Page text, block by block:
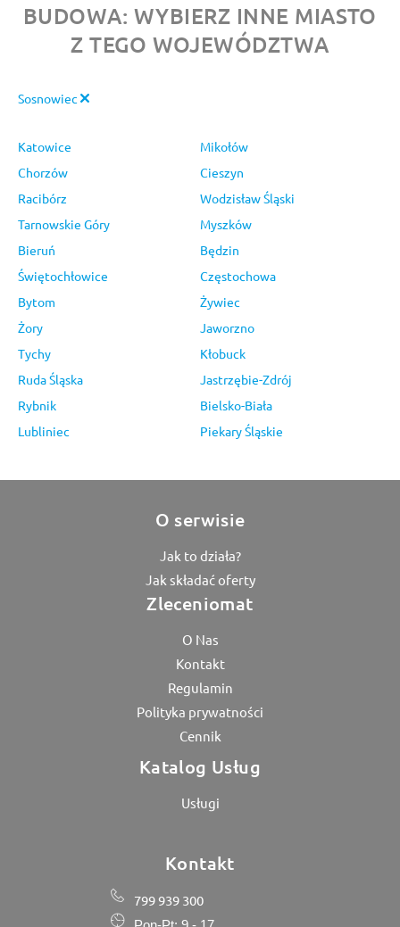
BUDOWA: WYBIERZ INNE MIASTO
Z TEGO WOJEWÓDZTWA
Sosnowiec
Katowice
Mikołów
Chorzów
Cieszyn
Racibórz
Wodzisław Śląski
Tarnowskie Góry
Myszków
Bieruń
Będzin
Świętochłowice
Częstochowa
Bytom
Żywiec
Żory
Jaworzno
Tychy
Kłobuck
Ruda Śląska
Jastrzębie-Zdrój
Rybnik
Bielsko-Biała
Lubliniec
Piekary Śląskie
O serwisie
Jak to działa?
Jak składać oferty
Zleceniomat
O Nas
Kontakt
Regulamin
Polityka prywatności
Cennik
Katalog Usług
Usługi
Kontakt
799 939 300